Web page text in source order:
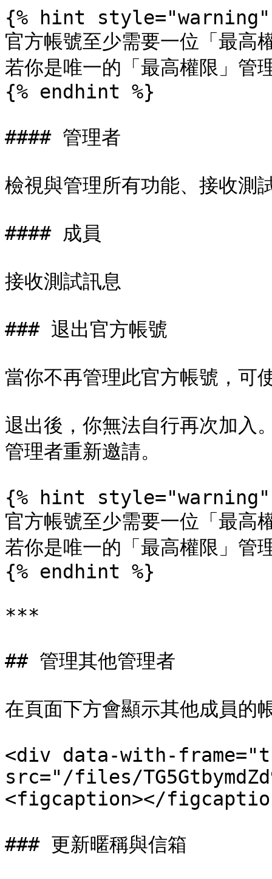
{% hint style="warning"
官方帳號至少需要一位「最高
若你是唯一的「最高權限」管
{% endhint %}
#### 管理者
檢視與管理所有功能、接收測
#### 成員
接收測試訊息
### 退出官方帳號
當你不再管理此官方帳號，可
退出後，你無法自行再次加入
管理者重新邀請。
{% hint style="warning"
官方帳號至少需要一位「最高
若你是唯一的「最高權限」管
{% endhint %}
***
## 管理其他管理者
在頁面下方會顯示其他成員的
<div data-with-
src="/files/
<figcaption></
### 更新暱稱與信箱